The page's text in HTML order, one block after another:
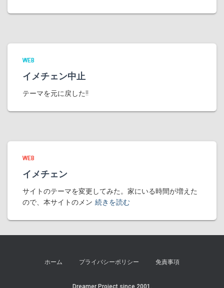
WEB
イメチェン中止
テーマを元に戻した!!
WEB
イメチェン
サイトのテーマを変更してみた。家にいる時間が増えた
ので、本サイトのメン 続きを読む
ホーム プライバシーポリシー 免責事項
Dreamer Project since 2001.